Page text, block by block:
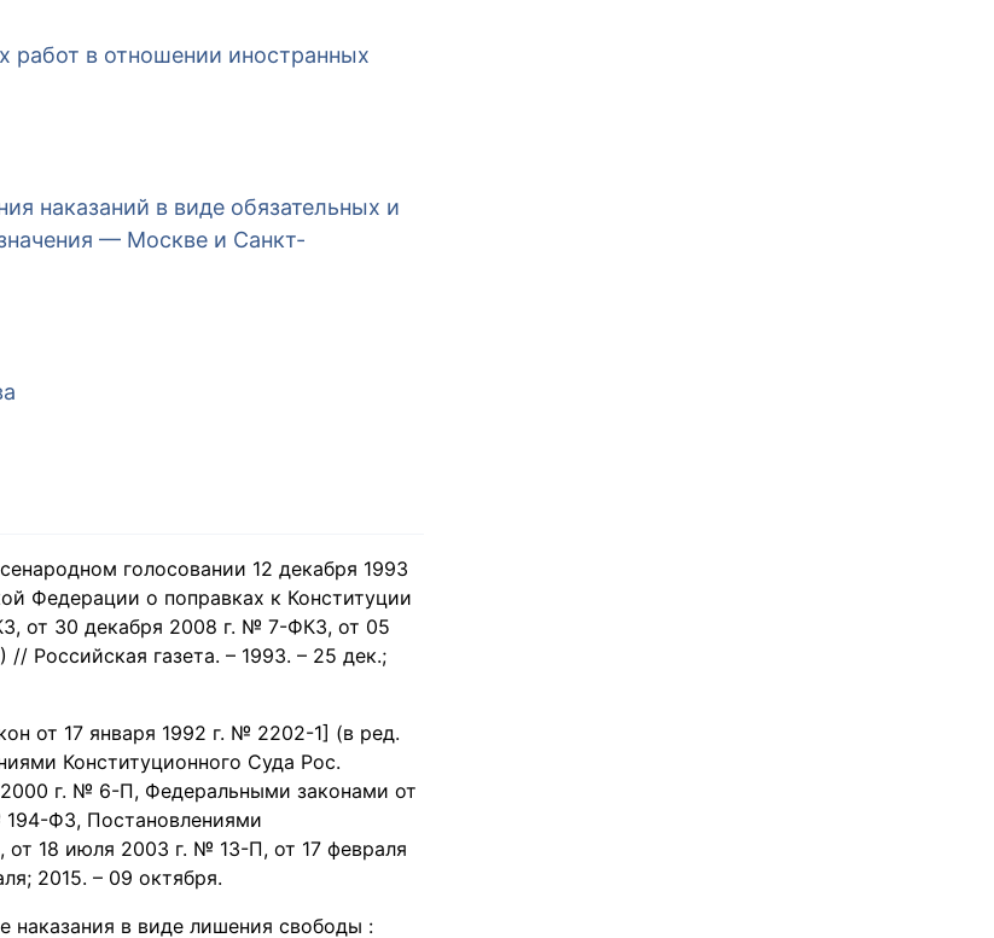
работ в отношении иностранных
наказаний в виде обязательных и
— Москве и Санкт-
голосовании 12 декабря 1993
Федерации о поправках к Конституции
от 30 декабря 2008 г. № 7-ФКЗ, от 05
Российская газета. – 1993. – 25 дек.;
от 17 января 1992 г. № 2202-1] (в ред.
Конституционного Суда Рос.
г. № 6-П, Федеральными законами от
ФЗ, Постановлениями
18 июля 2003 г. № 13-П, от 17 февраля
2015. – 09 октября.
наказания в виде лишения свободы :